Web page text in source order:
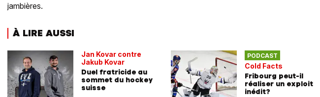
jambières.
À LIRE AUSSI
Jan Kovar contre
Jakub Kovar
Duel fratricide au
sommet du hockey
suisse
PODCAST
Cold Facts
Fribourg peut-il
réaliser un exploit
inédit?